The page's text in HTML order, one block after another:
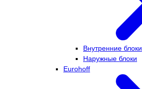
Внутренние блоки
Наружные блоки
Eurohoff